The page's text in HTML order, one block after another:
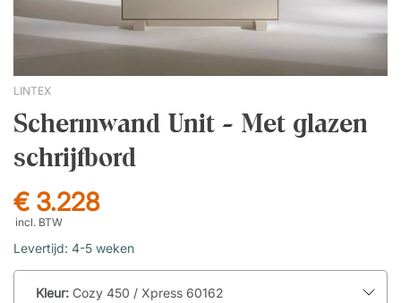
LINTEX
Schermwand Unit - Met glazen
schrijfbord
€ 3.228
incl. BTW
Levertijd: 4-5 weken
Kleur: Cozy 450 / Xpress 60162